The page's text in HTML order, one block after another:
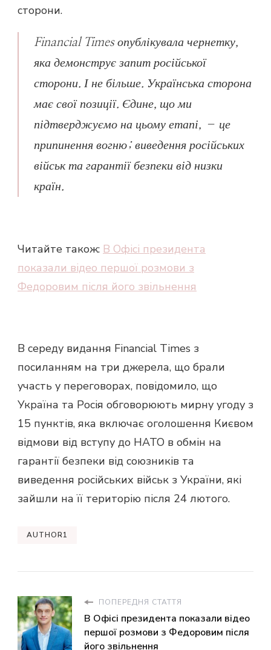
сторони.
Financial Times опублікувала чернетку,
яка демонструє запит російської
сторони. І не більше. Українська сторона
має свої позиції. Єдине, що ми
підтверджуємо на цьому етапі, – це
припинення вогню; виведення російських
військ та гарантії безпеки від низки
країн.
Читайте також: В Офісі президента
показали відео першої розмови з
Федоровим після його звільнення
В середу видання Financial Times з
посиланням на три джерела, що брали
участь у переговорах, повідомило, що
Україна та Росія обговорюють мирну угоду з
15 пунктів, яка включає оголошення Києвом
відмови від вступу до НАТО в обмін на
гарантії безпеки від союзників та
виведення російських військ з України, які
зайшли на її територію після 24 лютого.
AUTHOR1
ПОПЕРЕДНЯ СТАТТЯ
В Офісі президента показали відео
першої розмови з Федоровим після
його звільнення